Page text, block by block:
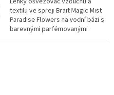
textilu ve spreji Brait Magic Mist
Paradise Flowers na vodní bázi s
barevnými parfémovanými
kuličkami, květinovou vůní a